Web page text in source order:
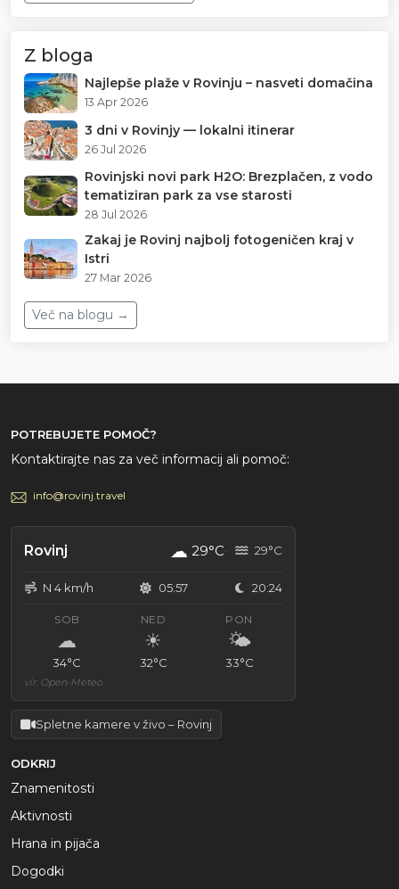
Z bloga
Najlepše plaže v Rovinju – nasveti domačina
13 Apr 2026
3 dni v Rovinjу — lokalni itinerar
26 Jul 2026
Rovinjski novi park H2O: Brezplačen, z vodo
tematiziran park za vse starosti
28 Jul 2026
Zakaj je Rovinj najbolj fotogeničen kraj v
Istri
27 Mar 2026
Več na blogu →
POTREBUJETE POMOČ?
Kontaktirajte nas za več informacij ali pomoč:
info@rovinj.travel
Rovinj ☁ 29°C 29°C
N 4 km/h 05:57 20:24
SOB
☁
34°C
NED
☀
32°C
PON
🌤
33°C
vir: Open-Meteo
Spletne kamere v živo – Rovinj
ODKRIJ
Znamenitosti
Aktivnosti
Hrana in pijača
Dogodki